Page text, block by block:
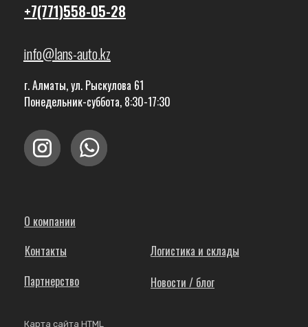
Карта сайта HTML
О компании
Контакты
Партнерство
Логистика и склады
+7(771)558-05-28
info@lans-auto.kz
г. Алматы, ул. Рыскулова 61
Понедельник-суббота, 8:30-17:30
Новости / блог